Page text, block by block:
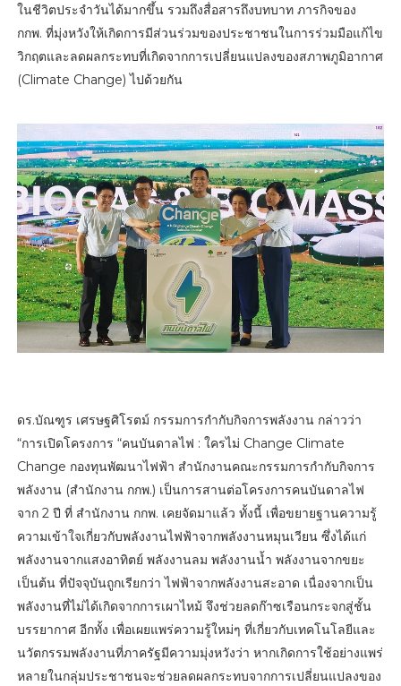
ในชีวิตประจำวันได้มากขึ้น รวมถึงสื่อสารถึงบทบาท ภารกิจของ
กกพ. ที่มุ่งหวังให้เกิดการมีส่วนร่วมของประชาชนในการร่วมมือแก้ไข
วิกฤตและลดผลกระทบที่เกิดจากการเปลี่ยนแปลงของสภาพภูมิอากาศ
(Climate Change) ไปด้วยกัน
ดร.บัณฑูร เศรษฐศิโรตม์ กรรมการกำกับกิจการพลังงาน กล่าวว่า
“การเปิดโครงการ “คนบันดาลไฟ : ใครไม่ Change Climate
Change กองทุนพัฒนาไฟฟ้า สำนักงานคณะกรรมการกำกับกิจการ
พลังงาน (สำนักงาน กกพ.) เป็นการสานต่อโครงการคนบันดาลไฟ
จาก 2 ปี ที่ สำนักงาน กกพ. เคยจัดมาแล้ว ทั้งนี้ เพื่อขยายฐานความรู้
ความเข้าใจเกี่ยวกับพลังงานไฟฟ้าจากพลังงานหมุนเวียน ซึ่งได้แก่
พลังงานจากแสงอาทิตย์ พลังงานลม พลังงานน้ำ พลังงานจากขยะ
เป็นต้น ที่ปัจจุบันถูกเรียกว่า ไฟฟ้าจากพลังงานสะอาด เนื่องจากเป็น
พลังงานที่ไม่ได้เกิดจากการเผาไหม้ จึงช่วยลดก๊าซเรือนกระจกสู่ชั้น
บรรยากาศ อีกทั้ง เพื่อเผยแพร่ความรู้ใหม่ๆ ที่เกี่ยวกับเทคโนโลยีและ
นวัตกรรมพลังงานที่ภาครัฐมีความมุ่งหวังว่า หากเกิดการใช้อย่างแพร่
หลายในกลุ่มประชาชนจะช่วยลดผลกระทบจากการเปลี่ยนแปลงของ